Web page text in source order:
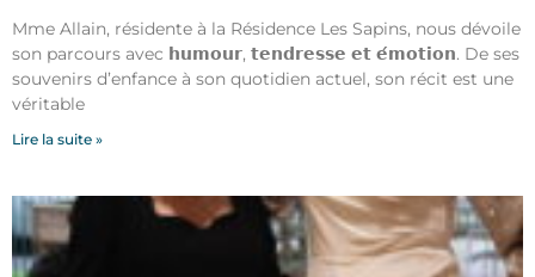
Mme Allain, résidente à la Résidence Les Sapins, nous dévoile
son parcours avec 𝗵𝘂𝗺𝗼𝘂𝗿, 𝘁𝗲𝗻𝗱𝗿𝗲𝘀𝘀𝗲 𝗲𝘁 𝗲́𝗺𝗼𝘁𝗶𝗼𝗻. De ses
souvenirs d’enfance à son quotidien actuel, son récit est une
véritable
Lire la suite »